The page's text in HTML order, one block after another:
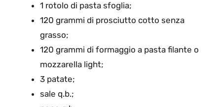
1 rotolo di pasta sfoglia;
120 grammi di prosciutto cotto senza
grasso;
120 grammi di formaggio a pasta filante o
mozzarella light;
3 patate;
sale q.b.;